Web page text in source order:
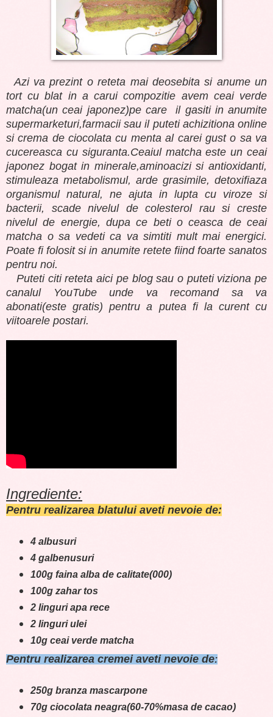
Azi va prezint o reteta mai deosebita si anume un
tort cu blat in a carui compozitie avem ceai verde
matcha(un ceai japonez)pe care il gasiti in anumite
supermarketuri,farmacii sau il puteti achizitiona online
si crema de ciocolata cu menta al carei gust o sa va
cucereasca cu siguranta.Ceaiul matcha este un ceai
japonez bogat in minerale,aminoacizi si antioxidanti,
stimuleaza metabolismul, arde grasimile, detoxifiaza
organismul natural, ne ajuta in lupta cu viroze si
bacterii, scade nivelul de colesterol rau si creste
nivelul de energie, dupa ce beti o ceasca de ceai
matcha o sa vedeti ca va simtiti mult mai energici.
Poate fi folosit si in anumite retete fiind foarte sanatos
pentru noi.
Puteti citi reteta aici pe blog sau o puteti viziona pe
canalul YouTube unde va recomand sa va
abonati(este gratis) pentru a putea fi la curent cu
viitoarele postari.
Ingrediente:
Pentru realizarea blatului aveti nevoie de:
4 albusuri
4 galbenusuri
100g faina alba de calitate(000)
100g zahar tos
2 linguri apa rece
2 linguri ulei
10g ceai verde matcha
Pentru realizarea cremei aveti nevoie de:
250g branza mascarpone
70g ciocolata neagra(60-70%masa de cacao)